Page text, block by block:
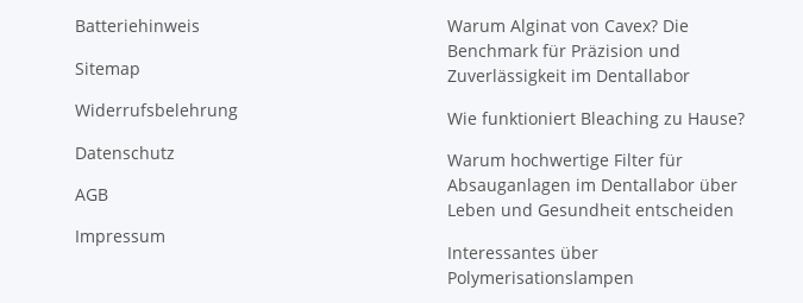
Batteriehinweis
Sitemap
Widerrufsbelehrung
Datenschutz
AGB
Impressum
Warum Alginat von Cavex? Die
Benchmark für Präzision und
Zuverlässigkeit im Dentallabor
Wie funktioniert Bleaching zu Hause?
Warum hochwertige Filter für
Absauganlagen im Dentallabor über
Leben und Gesundheit entscheiden
Interessantes über
Polymerisationslampen